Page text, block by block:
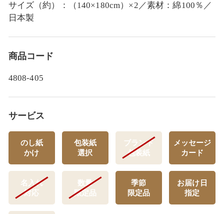
サイズ（約）：（140×180cm）×2／素材：綿100％／
日本製
商品コード
4808-405
サービス
のし紙
かけ
包装紙
選択
ブランド
包装紙
メッセージ
カード
名入れ
対応
数量
限定品
季節
限定品
お届け日
指定